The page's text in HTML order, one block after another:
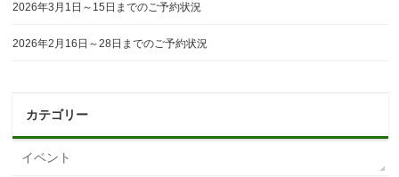
2026年3月1日～15日までのご予約状況
2026年2月16日～28日までのご予約状況
カテゴリー
イベント